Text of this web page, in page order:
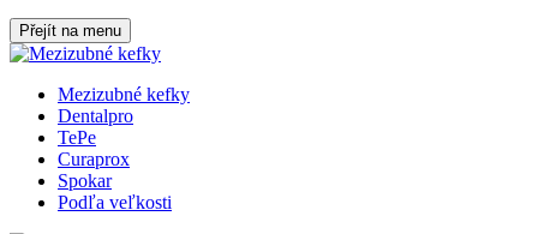
Přejít na menu
Mezizubné kefky
Dentalpro
TePe
Curaprox
Spokar
Podľa veľkosti